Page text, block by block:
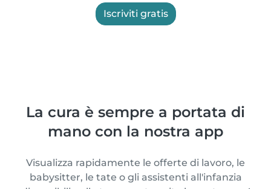
Iscriviti gratis
La cura è sempre a portata di
mano con la nostra app
Visualizza rapidamente le offerte di lavoro, le
babysitter, le tate o gli assistenti all'infanzia